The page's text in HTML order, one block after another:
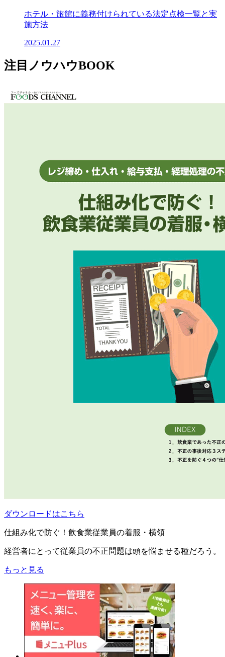
ホテル・旅館に義務付けられている法定点検一覧と実
施方法
2025.01.27
注目ノウハウBOOK
ダウンロードはこちら
仕組み化で防ぐ！飲食業従業員の着服・横領
経営者にとって従業員の不正問題は頭を悩ませる種だろう。
もっと見る